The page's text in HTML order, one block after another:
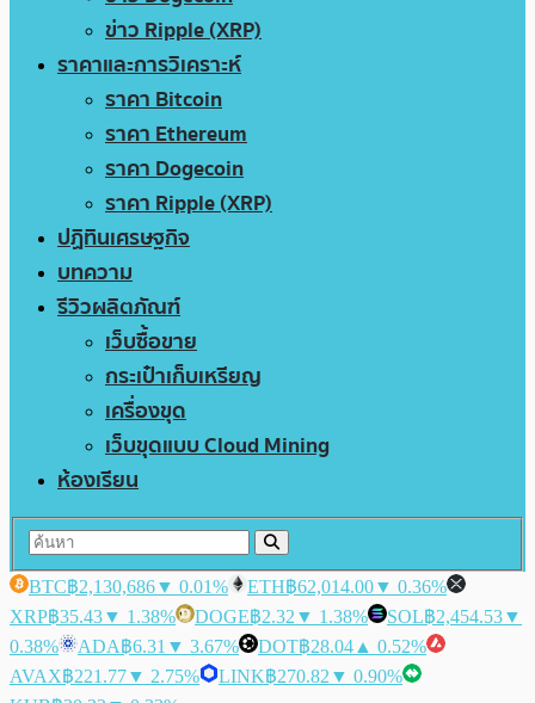
ข่าว Ripple (XRP)
ราคาและการวิเคราะห์
ราคา Bitcoin
ราคา Ethereum
ราคา Dogecoin
ราคา Ripple (XRP)
ปฏิทินเศรษฐกิจ
บทความ
รีวิวผลิตภัณฑ์
เว็บซื้อขาย
กระเป๋าเก็บเหรียญ
เครื่องขุด
เว็บขุดแบบ Cloud Mining
ห้องเรียน
BTC฿2,130,686▼ 0.01% ETH฿62,014.00▼ 0.36%
XRP฿35.43▼ 1.38% DOGE฿2.32 ▼ 1.38% SOL฿2,454.53▼
0.38%
ADA฿6.31 ▼ 3.67% DOT฿28.04 ▲ 0.52%
AVAX฿221.77▼ 2.75% LINK฿270.82 ▼ 0.90%